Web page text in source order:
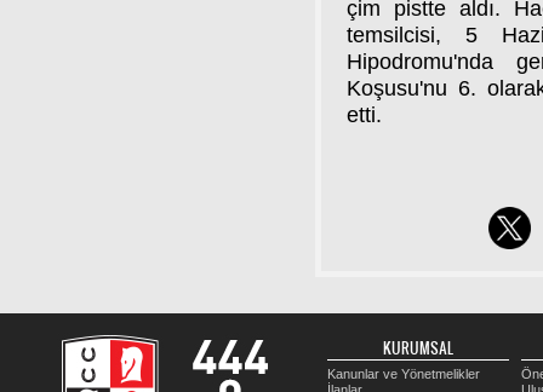
KURUMSAL
Kanunlar ve Yönetmelikler